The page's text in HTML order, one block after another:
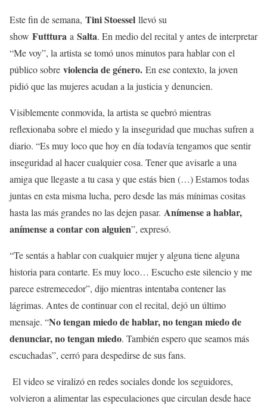
Este fin de semana, Tini Stoessel llevó su
show Futttura a Salta. En medio del recital y antes de interpretar
“Me voy”, la artista se tomó unos minutos para hablar con el
público sobre violencia de género. En ese contexto, la joven
pidió que las mujeres acudan a la justicia y denuncien.
Visiblemente conmovida, la artista se quebró mientras
reflexionaba sobre el miedo y la inseguridad que muchas sufren a
diario. “Es muy loco que hoy en día todavía tengamos que sentir
inseguridad al hacer cualquier cosa. Tener que avisarle a una
amiga que llegaste a tu casa y que estás bien (…) Estamos todas
juntas en esta misma lucha, pero desde las más mínimas cositas
hasta las más grandes no las dejen pasar. Anímense a hablar,
anímense a contar con alguien”, expresó.
“Te sentás a hablar con cualquier mujer y alguna tiene alguna
historia para contarte. Es muy loco… Escucho este silencio y me
parece estremecedor”, dijo mientras intentaba contener las
lágrimas. Antes de continuar con el recital, dejó un último
mensaje. “No tengan miedo de hablar, no tengan miedo de
denunciar, no tengan miedo. También espero que seamos más
escuchadas”, cerró para despedirse de sus fans.
El video se viralizó en redes sociales donde los seguidores,
volvieron a alimentar las especulaciones que circulan desde hace